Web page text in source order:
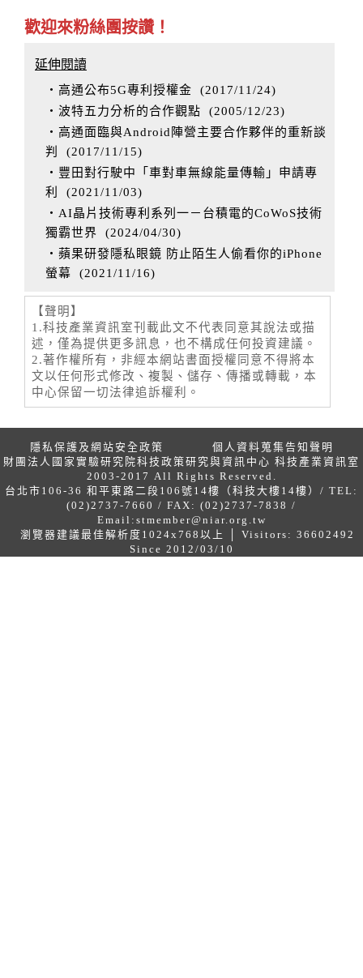
歡迎來粉絲團按讚！
延伸閱讀
‧高通公布5G專利授權金 (2017/11/24)
‧波特五力分析的合作觀點 (2005/12/23)
‧高通面臨與Android陣營主要合作夥伴的重新談
判
(2017/11/15)
‧豐田對行駛中「車對車無線能量傳輸」申請專
利
(2021/11/03)
‧AI晶片技術專利系列一－台積電的CoWoS技術
獨霸世界 (2024/04/30)
‧蘋果研發隱私眼鏡 防止陌生人偷看你的iPhone
螢幕 (2021/11/16)
【聲明】
1.科技產業資訊室刊載此文不代表同意其說法或描
述，僅為提供更多訊息，也不構成任何投資建議。
2.著作權所有，非經本網站書面授權同意不得將本
文以任何形式修改、複製、儲存、傳播或轉載，本
中心保留一切法律追訴權利。
隱私保護及網站安全政策
個人資料蒐集告知聲明
財團法人國家實驗研究院科技政策研究與資訊中心 科技產業資訊室
2003-2017 All Rights Reserved.
台北市106-36 和平東路二段106號14樓（科技大樓14樓）/ TEL:
(02)2737-7660 / FAX: (02)2737-7838 /
Email: stmember@niar.org.tw
瀏覽器建議最佳解析度1024x768以上 │ Visitors: 36602492
Since 2012/03/10